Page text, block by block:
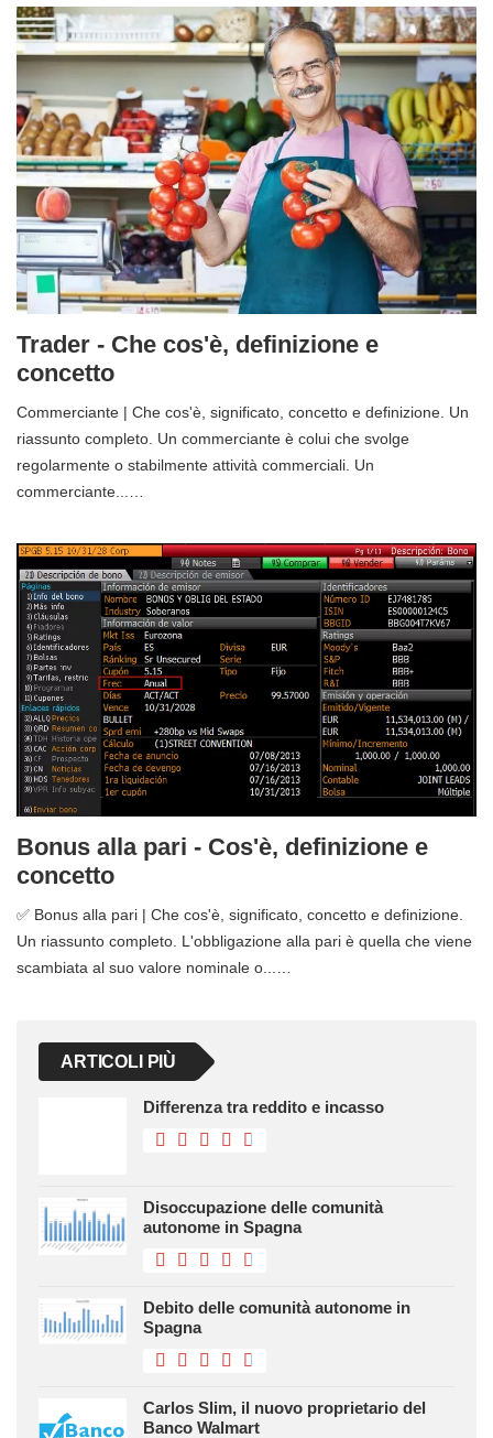
Trader - Che cos'è, definizione e
concetto
Commerciante | Che cos'è, significato, concetto e definizione. Un
riassunto completo. Un commerciante è colui che svolge
regolarmente o stabilmente attività commerciali. Un
commerciante...…
Bonus alla pari - Cos'è, definizione e
concetto
✅ Bonus alla pari | Che cos'è, significato, concetto e definizione.
Un riassunto completo. L'obbligazione alla pari è quella che viene
scambiata al suo valore nominale o...…
ARTICOLI PIÙ
Differenza tra reddito e incasso
Disoccupazione delle comunità
autonome in Spagna
Debito delle comunità autonome in
Spagna
Carlos Slim, il nuovo proprietario del
Banco Walmart